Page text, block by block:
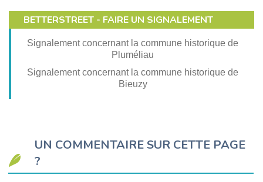
BETTERSTREET - FAIRE UN SIGNALEMENT
Signalement concernant la commune historique de
Pluméliau
Signalement concernant la commune historique de
Bieuzy
UN COMMENTAIRE SUR CETTE PAGE
?